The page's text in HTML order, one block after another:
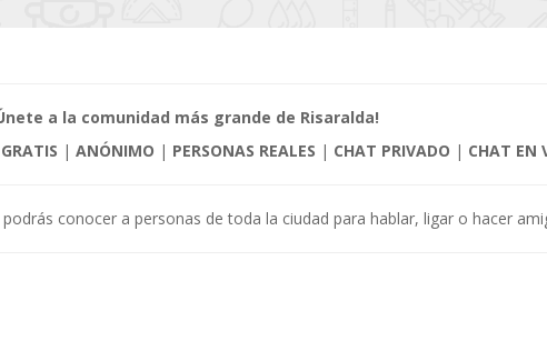
a la comunidad más grande de Risaralda!
| ANÓNIMO | PERSONAS REALES | CHAT PRIVADO | CHAT EN
conocer a personas de toda la ciudad para hablar, ligar o hacer